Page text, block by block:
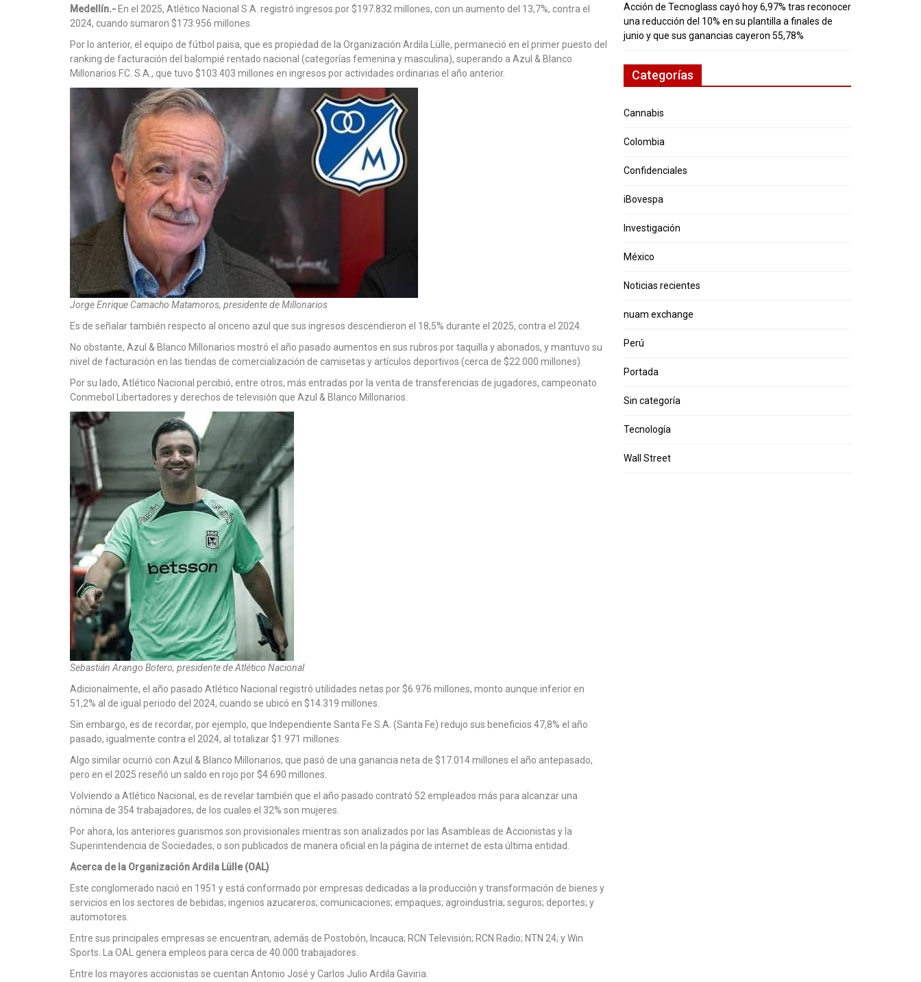
Medellín.- En el 2025, Atlético Nacional S.A. registró ingresos por $197.832 millones, con un aumento del 13,7%, contra el
2024, cuando sumaron $173.956 millones.
Por lo anterior, el equipo de fútbol paisa, que es propiedad de la Organización Ardila Lülle, permaneció en el primer puesto del
ranking de facturación del balompié rentado nacional (categorías femenina y masculina), superando a Azul & Blanco
Millonarios F.C. S.A., que tuvo $103.403 millones en ingresos por actividades ordinarias el año anterior.
Jorge Enrique Camacho Matamoros, presidente de Millonarios
Es de señalar también respecto al onceno azul que sus ingresos descendieron el 18,5% durante el 2025, contra el 2024.
No obstante, Azul & Blanco Millonarios mostró el año pasado aumentos en sus rubros por taquilla y abonados, y mantuvo su
nivel de facturación en las tiendas de comercialización de camisetas y artículos deportivos (cerca de $22.000 millones).
Por su lado, Atlético Nacional percibió, entre otros, más entradas por la venta de transferencias de jugadores, campeonato
Conmebol Libertadores y derechos de televisión que Azul & Blanco Millonarios.
Sebastián Arango Botero, presidente de Atlético Nacional
Adicionalmente, el año pasado Atlético Nacional registró utilidades netas por $6.976 millones, monto aunque inferior en
51,2% al de igual periodo del 2024, cuando se ubicó en $14.319 millones.
Sin embargo, es de recordar, por ejemplo, que Independiente Santa Fe S.A. (Santa Fe) redujo sus beneficios 47,8% el año
pasado, igualmente contra el 2024, al totalizar $1.971 millones.
Algo similar ocurrió con Azul & Blanco Millonarios, que pasó de una ganancia neta de $17.014 millones el año antepasado,
pero en el 2025 reseñó un saldo en rojo por $4.690 millones.
Volviendo a Atlético Nacional, es de revelar también que el año pasado contrató 52 empleados más para alcanzar una
nómina de 354 trabajadores, de los cuales el 32% son mujeres.
Por ahora, los anteriores guarismos son provisionales mientras son analizados por las Asambleas de Accionistas y la
Superintendencia de Sociedades, o son publicados de manera oficial en la página de internet de esta última entidad.
Acerca de la Organización Ardila Lülle (OAL)
Este conglomerado nació en 1951 y está conformado por empresas dedicadas a la producción y transformación de bienes y
servicios en los sectores de bebidas; ingenios azucareros; comunicaciones; empaques; agroindustria; seguros; deportes; y
automotores.
Entre sus principales empresas se encuentran, además de Postobón, Incauca; RCN Televisión; RCN Radio; NTN 24; y Win
Sports. La OAL genera empleos para cerca de 40.000 trabajadores.
Entre los mayores accionistas se cuentan Antonio José y Carlos Julio Ardila Gaviria.
Acción de Tecnoglass cayó hoy 6,97% tras reconocer
una reducción del 10% en su plantilla a finales de
junio y que sus ganancias cayeron 55,78%
Categorías
Cannabis
Colombia
Confidenciales
iBovespa
Investigación
México
Noticias recientes
nuam exchange
Perú
Portada
Sin categoría
Tecnología
Wall Street